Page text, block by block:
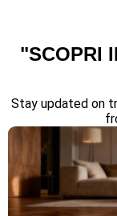
"SCOPRI
Stay updated on